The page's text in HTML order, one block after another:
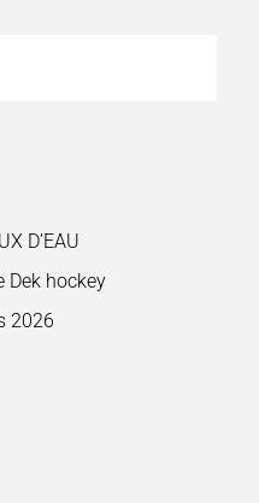
D’EAU
Dek hockey
2026